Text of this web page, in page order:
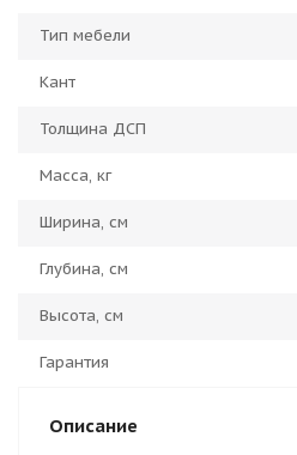
Тип мебели
Кант
Толщина ДСП
Масса, кг
Ширина, см
Глубина, см
Высота, см
Гарантия
Описание